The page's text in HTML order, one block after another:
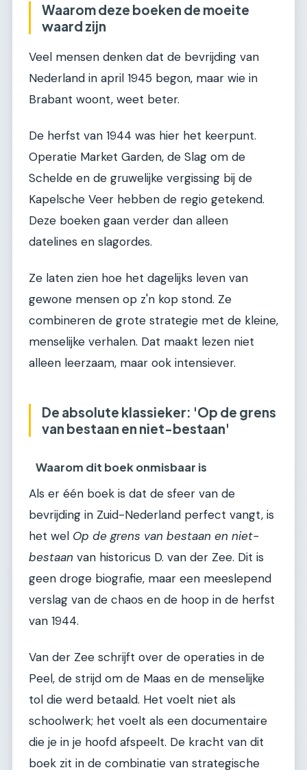
Waarom deze boeken de moeite
waard zijn
Veel mensen denken dat de bevrijding van
Nederland in april 1945 begon, maar wie in
Brabant woont, weet beter.
De herfst van 1944 was hier het keerpunt.
Operatie Market Garden, de Slag om de
Schelde en de gruwelijke vergissing bij de
Kapelsche Veer hebben de regio getekend.
Deze boeken gaan verder dan alleen
datelines en slagordes.
Ze laten zien hoe het dagelijks leven van
gewone mensen op z'n kop stond. Ze
combineren de grote strategie met de kleine,
menselijke verhalen. Dat maakt lezen niet
alleen leerzaam, maar ook intensiever.
De absolute klassieker: 'Op de grens
van bestaan en niet-bestaan'
Waarom dit boek onmisbaar is
Als er één boek is dat de sfeer van de
bevrijding in Zuid-Nederland perfect vangt, is
het wel Op de grens van bestaan en niet-
bestaan van historicus D. van der Zee. Dit is
geen droge biografie, maar een meeslepend
verslag van de chaos en de hoop in de herfst
van 1944.
Van der Zee schrijft over de operaties in de
Peel, de strijd om de Maas en de menselijke
tol die werd betaald. Het voelt niet als
schoolwerk; het voelt als een documentaire
die je in je hoofd afspeelt. De kracht van dit
boek zit in de combinatie van strategische